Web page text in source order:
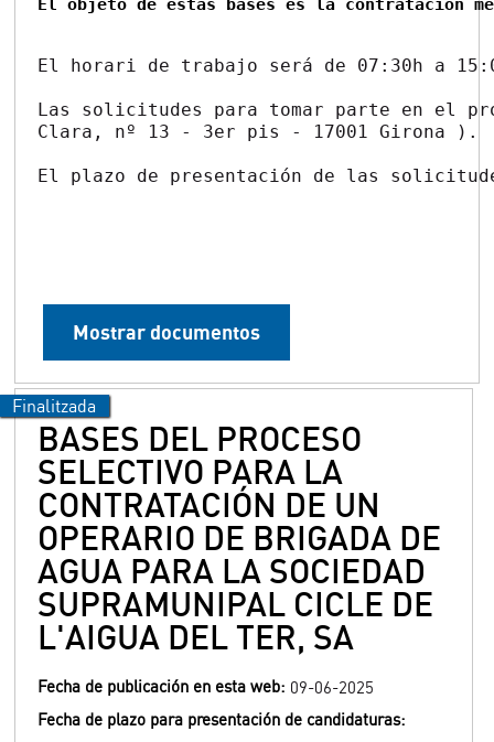
El objeto de estas bases es la contratación
El horari de trabajo será de 07:30h a
Las solicitudes para tomar parte en el
Clara, nº 13 - 3er pis - 17001 Girona ).
El plazo de presentación de las
Mostrar documentos
BASES DEL PROCESO
SELECTIVO PARA LA
CONTRATACIÓN DE UN
OPERARIO DE BRIGADA DE
AGUA PARA LA SOCIEDAD
SUPRAMUNIPAL CICLE DE
L'AIGUA DEL TER, SA
Fecha de publicación en esta web: 09-06-2025
Fecha de plazo para presentación de candidaturas: